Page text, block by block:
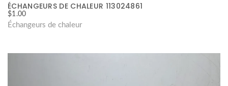
ÉCHANGEURS DE CHALEUR 113024861
$1.00
Échangeurs de chaleur